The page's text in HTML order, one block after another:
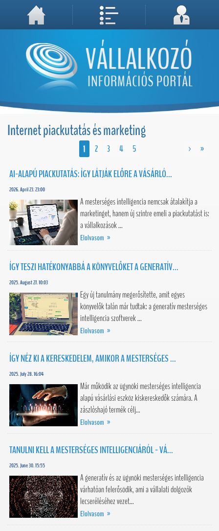
A weboldal használatával Ön elfogadja, hogy Cookie-kat (sütiket) tároljunk számítógépén. A sütik a weboldal megfelelő működéséhez
Megértettem, folytatás...
Internet piackutatás és marketing
1 2 3 4 5 > »
AI-ALAPÚ PIACKUTATÁS: ÍGY LÁTJÁK ELŐRE A VÁSÁRLÓ...
2026. April 23. 23:00
A mesterséges intelligencia nemcsak átalakítja a
marketinget, hanem új szintre emeli a piackutatást is:
a vállalkozások ...
Elolvasom »
ÍGY TESZI HATÉKONYABBÁ A KÖNYVELŐKET A GENERATÍV...
2025. August 27. 10:03
Egy új tanulmány megerősítette, amit egyes
könyvelők talán már tudtak: a generatív mesterséges
intelligencia szoftverek ...
Elolvasom »
ÍGY NÉZ KI A KERESKEDELEM, AMIKOR A MESTERSÉGES ...
2025. July 28. 16:04
Már működik az ügynöki mesterséges intelligencia
alapú vásárlási eszköz kiskereskedők számára. A
zászlóshajó termék célj...
Elolvasom »
TANULNI KELL A MESTERSÉGES INTELLIGENCIÁRÓL - VÁ...
2025. June 30. 15:55
A generatív és az ügynöki mesterséges intelligencia
várhatóan felerősödik, ami a vállalati dolgozók
lecseréléséhez vezet...
Elolvasom »